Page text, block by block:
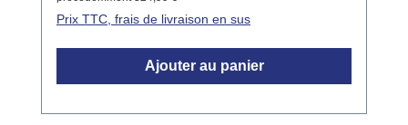
espaces résidentiels et
commerciaux.Visualisation des messages
d'état via l'écran TFT.Programmation des
contrôles temporels pour diverses
: 90mm x 160mm x 15,5mm (L x P x H)Classe
Prix TTC, frais de livraison en sus
Ajouter au panier